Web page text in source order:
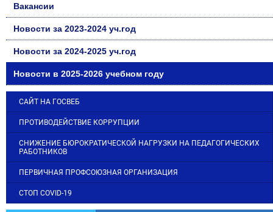
Вакансии
Новости за 2023-2024 уч.год
Новости за 2024-2025 уч.год
Новости в 2025-2026 учебном году
САЙТ НА ГОСВЕБ
ПРОТИВОДЕЙСТВИЕ КОРРУПЦИИ
СНИЖЕНИЕ БЮРОКРАТИЧЕСКОЙ НАГРУЗКИ НА ПЕДАГОГИЧЕСКИХ
РАБОТНИКОВ
ПЕРВИЧНАЯ ПРОФСОЮЗНАЯ ОРГАНИЗАЦИЯ
СТОП COVID-19